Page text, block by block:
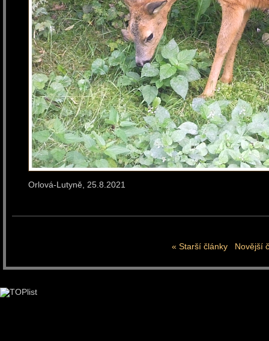
Orlová-Lutyně,
« Starší články Novější